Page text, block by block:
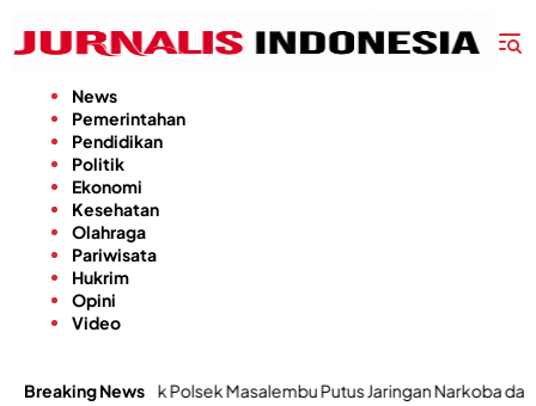
konten
News
Pemerintahan
Pendidikan
Politik
Ekonomi
Kesehatan
Olahraga
Pariwisata
Hukrim
Opini
Video
Breaking NewsPutus Jaringan Narkoba dan Penadah Kabar